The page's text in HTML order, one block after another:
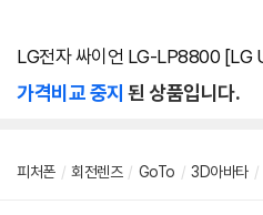
LG전자 싸이언 LG-LP8800 [LG
가격비교 중지 된 상품입니다.
피처폰 / 회전렌즈 / GoTo / 3D아바타 /